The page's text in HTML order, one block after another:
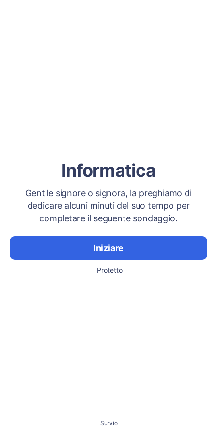
Informatica
Gentile signore o signora, la preghiamo di
dedicare alcuni minuti del suo tempo per
completare il seguente sondaggio.
Iniziare
Protetto
Survio